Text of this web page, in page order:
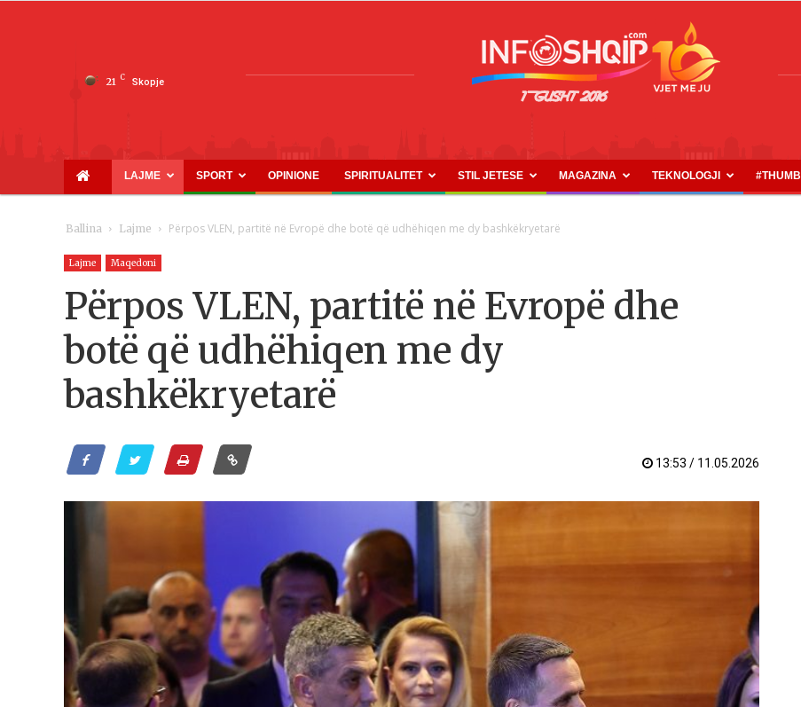
21 C Skopje
INFOSHQIP.COM
LAJME SPORT OPINIONE SPIRITUALITET STIL JETESE MAGAZINA TEKNOLOGJI #THUMB
Ballina Lajme Përpos VLEN, partitë në Evropë dhe botë që udhëhiqen me dy bashkëkryetarë
Lajme Maqedoni
Përpos VLEN, partitë në Evropë dhe
botë që udhëhiqen me dy
bashkëkryetarë
13:53 / 11.05.2026